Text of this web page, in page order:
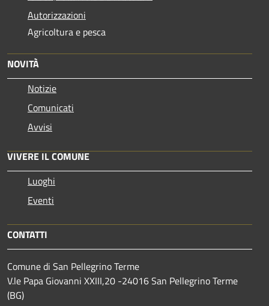
Autorizzazioni
Agricoltura e pesca
NOVITÀ
Notizie
Comunicati
Avvisi
VIVERE IL COMUNE
Luoghi
Eventi
CONTATTI
Comune di San Pellegrino Terme
V.le Papa Giovanni XXIII,20 -24016 San Pellegrino Terme
(BG)